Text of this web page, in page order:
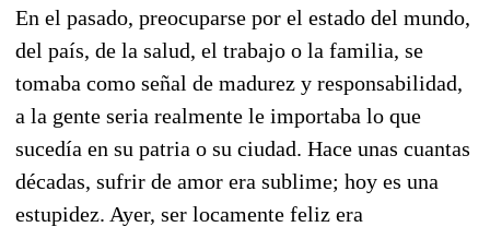
En el pasado, preocuparse por el estado del mundo,
del país, de la salud, el trabajo o la familia, se
tomaba como señal de madurez y responsabilidad,
a la gente seria realmente le importaba lo que
sucedía en su patria o su ciudad. Hace unas cuantas
décadas, sufrir de amor era sublime; hoy es una
estupidez. Ayer, ser locamente feliz era